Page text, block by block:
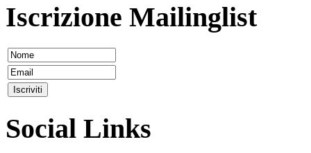
Iscrizione Mailinglist
Social Links